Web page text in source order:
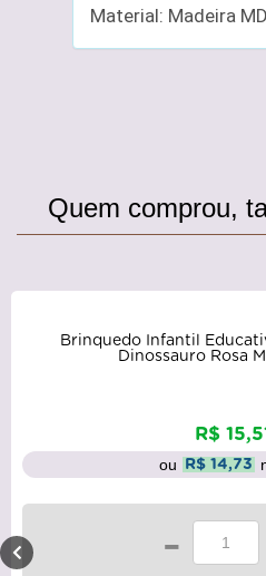
Material: Madeira
Quem comprou,
Brinquedo Infantil
Dinossauro Rosa
R$
ou R$ 14,73
-